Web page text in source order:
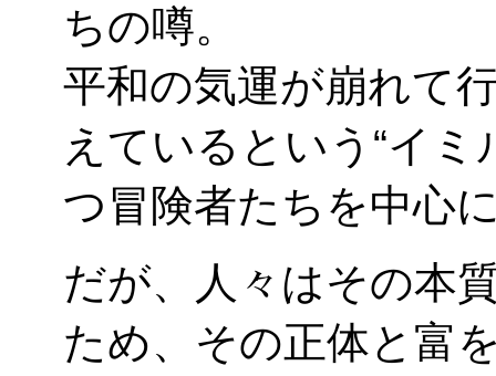
ちの噂。
平和の気運が崩れて
えているという“イミ
つ冒険者たちを中心
だが、人々はその本
ため、その正体と富